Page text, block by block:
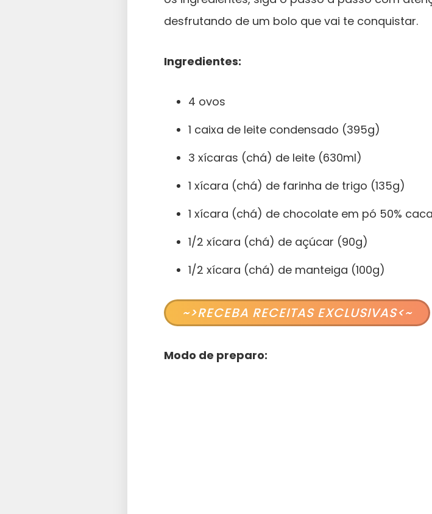
desfrutando de um bolo que vai te conquistar.
Ingredientes:
4 ovos
1 caixa de leite condensado (395g)
3 xícaras (chá) de leite (630ml)
1 xícara (chá) de farinha de trigo (135g)
1 xícara (chá) de chocolate em pó 50%
1/2 xícara (chá) de açúcar (90g)
1/2 xícara (chá) de manteiga (100g)
~>RECEBA RECEITAS EXCLUSIVAS<~
Modo de preparo: